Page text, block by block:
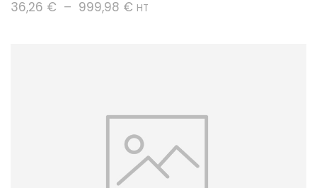
36,26 € – 999,98 € HT